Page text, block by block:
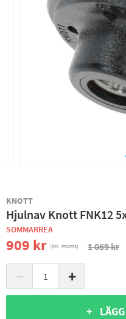
KNOTT
Hjulnav Knott FNK12
SOMMARREA
909 kr (ink. moms) 1 069 kr
− +
+ LÄGG